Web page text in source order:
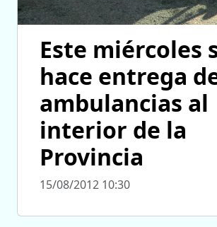
Este miércoles
hace entrega
ambulancias al
interior de la
Provincia
15/08/2012 10:30